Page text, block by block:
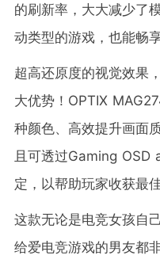
的刷新率，大大减少了
动类型的游戏，也能畅
超高还原度的视觉效果
大优势！OPTIX
种颜色、高效提升画面
且可透过Gaming OSD
定，以帮助玩家收获最
这款无论是电竞女孩自
给爱电竞游戏的男友都